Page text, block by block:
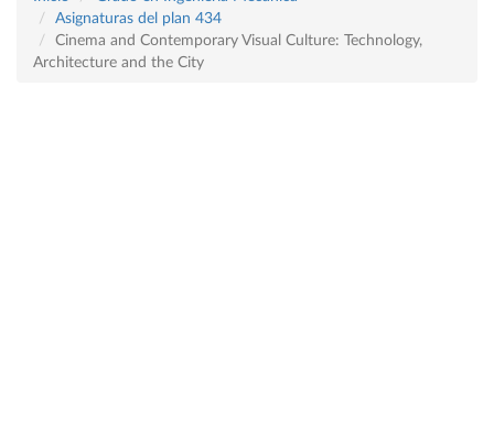
Asignaturas del plan 434
Cinema and Contemporary Visual Culture: Technology,
Architecture and the City